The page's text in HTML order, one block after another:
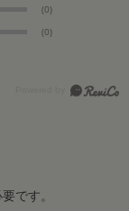
(0)
(0)
です。